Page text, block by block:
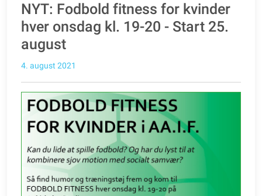
NYT: Fodbold fitness for kvinder
hver onsdag kl. 19-20 - Start 25.
august
4. august 2021